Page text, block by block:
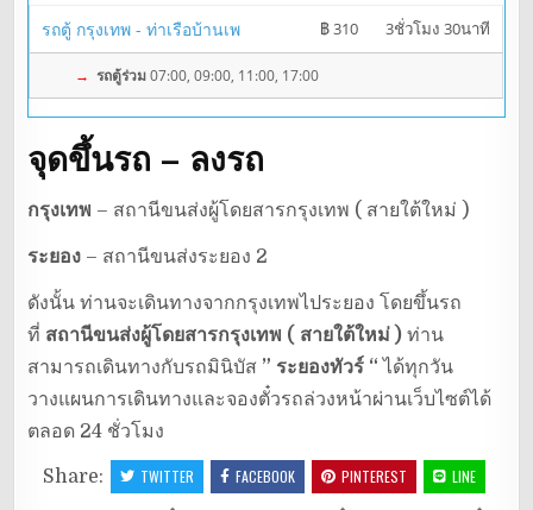
รถตู้ กรุงเทพ - ท่าเรือบ้านเพ ฿ 310 3ชั่วโมง 30นาที
→ รถตู้ร่วม07:00, 09:00, 11:00, 17:00
จุดขึ้นรถ – ลงรถ
กรุงเทพ – สถานีขนส่งผู้โดยสารกรุงเทพ ( สายใต้ใหม่ )
ระยอง – สถานีขนส่งระยอง 2
ดังนั้น ท่านจะเดินทางจากกรุงเทพไประยอง โดยขึ้นรถ
ที่ สถานีขนส่งผู้โดยสารกรุงเทพ ( สายใต้ใหม่ ) ท่าน
สามารถเดินทางกับรถมินิบัส ” ระยองทัวร์ “ ได้ทุกวัน
วางแผนการเดินทางและจองตั๋วรถล่วงหน้าผ่านเว็บไซต์ได้
ตลอด 24 ชั่วโมง
Share: TWITTER FACEBOOK PINTEREST LINE